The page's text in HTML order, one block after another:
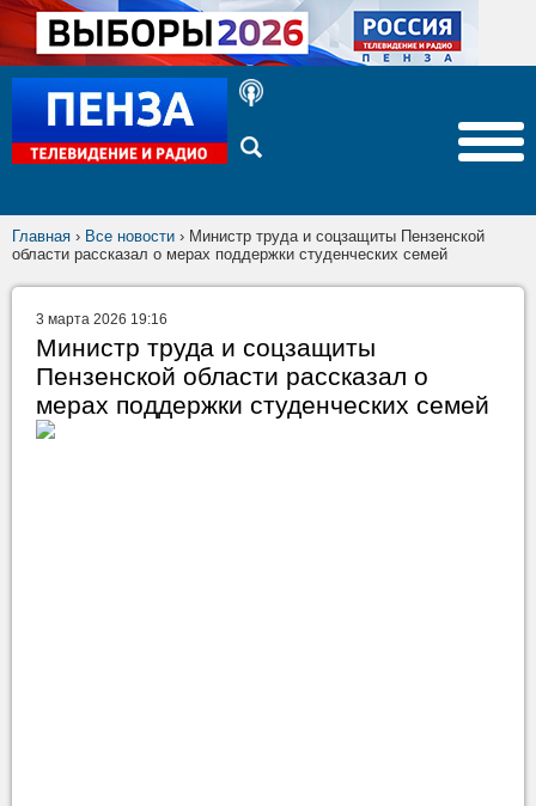
Главная › Все новости › Министр труда и соцзащиты Пензенской
области рассказал о мерах поддержки студенческих семей
3 марта 2026 19:16
Министр труда и соцзащиты
Пензенской области рассказал о
мерах поддержки студенческих семей